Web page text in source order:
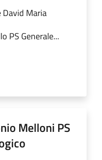
David Maria
PS Generale...
Melloni PS